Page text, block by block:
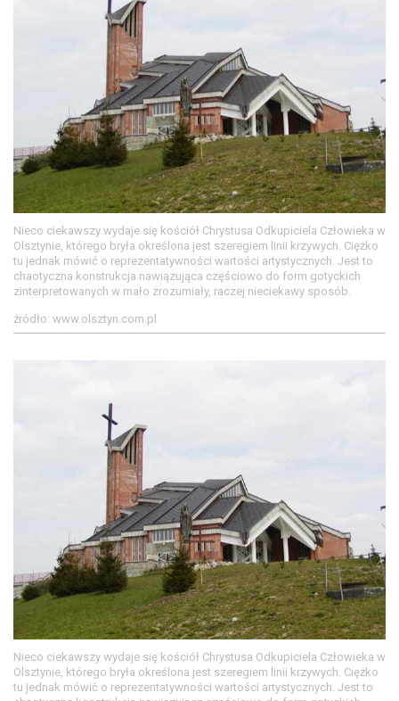
Nieco ciekawszy wydaje się kościół Chrystusa Odkupiciela Człowieka w
Olsztynie, którego bryła określona jest szeregiem linii krzywych. Ciężko
tu jednak mówić o reprezentatywności wartości artystycznych. Jest to
chaotyczna konstrukcja nawiązująca częściowo do form gotyckich
zinterpretowanych w mało zrozumiały, raczej nieciekawy sposób.
źródło: www.olsztyn.com.pl
Nieco ciekawszy wydaje się kościół Chrystusa Odkupiciela Człowieka w
Olsztynie, którego bryła określona jest szeregiem linii krzywych. Ciężko
tu jednak mówić o reprezentatywności wartości artystycznych. Jest to